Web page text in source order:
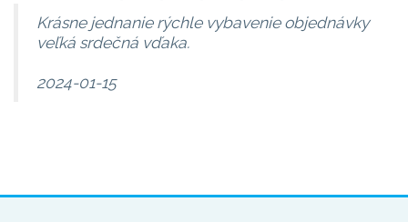
Krásne jednanie rýchle vybavenie objednávky
veľká srdečná vďaka.
2024-01-15